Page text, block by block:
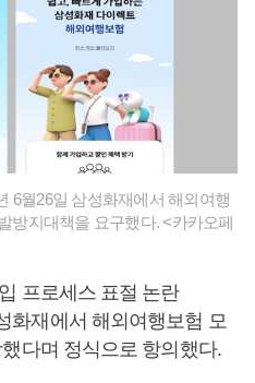
6월26일 삼성화재에서 해외여행
방지대책을 요구했다. <카카오페
프로세스 표절 논란
화재에서 해외여행보험 모
다며 정식으로 항의했다.